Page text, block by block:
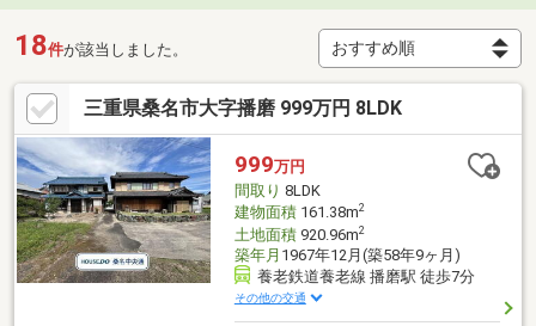
18件が該当しました。
三重県桑名市大字播磨 999万円 8LDK
999万円
間取り 8LDK
建物面積161.38m2
土地面積920.96m2
築年月 1967年12月(築58年9ヶ月)
養老鉄道養老線 播磨駅 徒歩7分
その他の交通